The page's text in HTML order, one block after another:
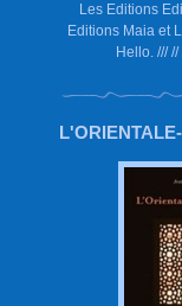
Les Editions
Editions Maia et
Hello. /// //